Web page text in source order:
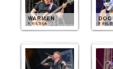
WARMEN
9 BILDER 9